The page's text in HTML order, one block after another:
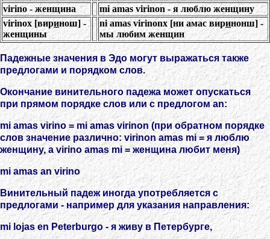
virino - женщина
mi amas virinon - я люблю женщину
virinox [виринош] -
женщины
ni amas virinonx [ни амас виринонш] -
мы любим женщин
Падежные значения в Эдо могут выражаться также
предлогами и порядком слов.
Окончание винительного падежа может опускаться
при прямом порядке слов или с предлогом an:
mi amas virino = mi amas virinon (при обратном порядке
слов значение различно: virinon amas mi = я люблю
женщину, а virino amas mi = женщина любит меня)
mi amas an virino
Винительный падеж иногда употребляется с
предлогами - например для указания направления:
mi lojas en Peterburgo - я живу в Петербурге,